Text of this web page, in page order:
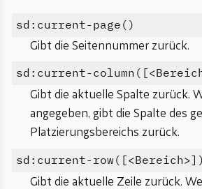
sd:current-page()
Gibt die Seitennummer zurück.
sd:current-
Gibt die aktuelle Spalte zurück.
angegeben, gibt die Spalte des
Platzierungsbereichs zurück.
sd:current-row([<Bereich>])
Gibt die aktuelle Zeile zurück.